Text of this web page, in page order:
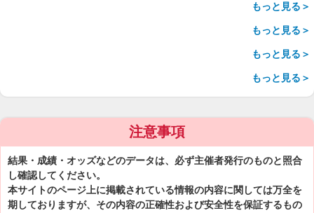
もっと見る＞
もっと見る＞
もっと見る＞
もっと見る＞
注意事項
結果・成績・オッズなどのデータは、必ず主催者発行のものと照合
し確認してください。
本サイトのページ上に掲載されている情報の内容に関しては万全を
期しておりますが、その内容の正確性および安全性を保証するもの